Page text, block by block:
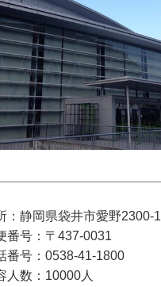
：静岡県袋井市愛野2300-1
番号：〒437-0031
番号：0538-41-1800
人数：10000人